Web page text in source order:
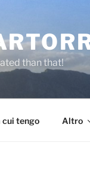
than that!
cui tengo Altro